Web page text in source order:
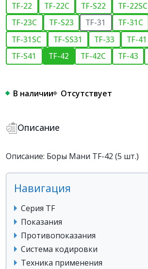
TF-22
TF-22C TF-S22 TF-22SC
TF-23C
TF-S23 TF-31 TF-31C
TF-31SC
TF-SS31 TF-33 TF-41
TF-S41
TF-42 TF-42C TF-43
В наличии Отсутствует
Описание
Описание: Боры Мани TF-42 (5 шт.)
Навигация
Серия TF
Показания
Противопоказания
Система кодировки
Техника применения